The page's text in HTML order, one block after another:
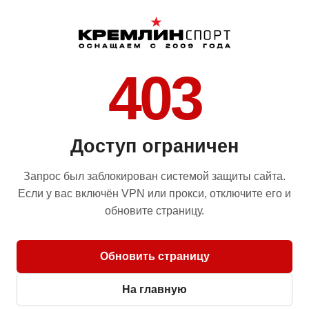
403
Доступ ограничен
Запрос был заблокирован системой защиты сайта.
Если у вас включён VPN или прокси, отключите его и
обновите страницу.
Обновить страницу
На главную